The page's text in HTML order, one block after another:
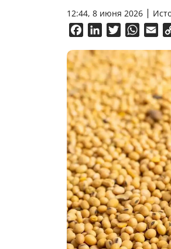
12:44, 8 июня 2026
FacebookLinkedInTwitter